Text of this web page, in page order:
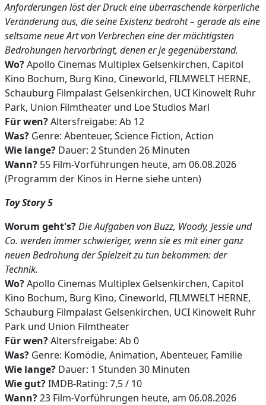
Anforderungen löst der Druck eine überraschende körperliche
Veränderung aus, die seine Existenz bedroht – gerade als eine
seltsame neue Art von Verbrechen eine der mächtigsten
Bedrohungen hervorbringt, denen er je gegenüberstand.
Wo?Apollo Cinemas Multiplex Gelsenkirchen, Capitol
Kino Bochum, Burg Kino, Cineworld, FILMWELT HERNE,
Schauburg Filmpalast Gelsenkirchen, UCI Kinowelt Ruhr
Park, Union Filmtheater und Loe Studios Marl
Für wen?Altersfreigabe: Ab 12
Was? Genre: Abenteuer, Science Fiction, Action
Wie lange? Dauer: 2 Stunden 26 Minuten
Wann? 55 Film-Vorführungen heute, am 06.08.2026
(Programm der Kinos in Herne siehe unten)
Toy Story 5
Worum geht's?Die Aufgaben von Buzz, Woody, Jessie und
Co. werden immer schwieriger, wenn sie es mit einer ganz
neuen Bedrohung der Spielzeit zu tun bekommen: der
Technik.
Wo?Apollo Cinemas Multiplex Gelsenkirchen, Capitol
Kino Bochum, Burg Kino, Cineworld, FILMWELT HERNE,
Schauburg Filmpalast Gelsenkirchen, UCI Kinowelt Ruhr
Park und Union Filmtheater
Für wen?Altersfreigabe: Ab 0
Was? Genre: Komödie, Animation, Abenteuer, Familie
Wie lange? Dauer: 1 Stunden 30 Minuten
Wie gut?IMDB-Rating: 7,5 / 10
Wann?23 Film-Vorführungen heute, am 06.08.2026